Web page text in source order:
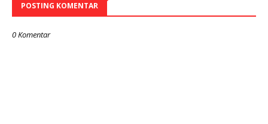
POSTING KOMENTAR
0 Komentar